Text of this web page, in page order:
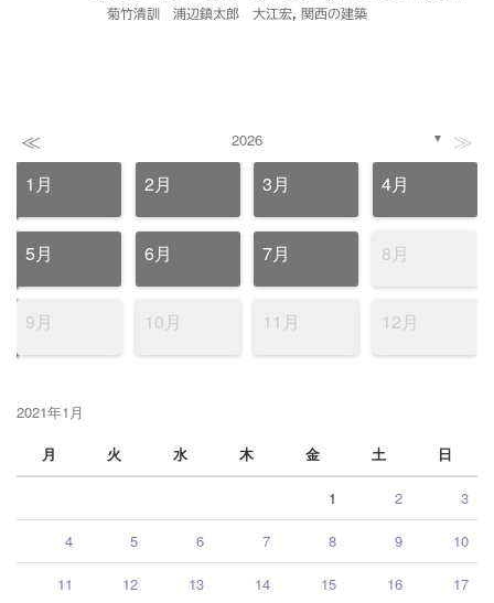
菊竹清訓 浦辺鎮太郎 大江宏
関西の建築
≪ 2026 ▼ ≫
1月 2月 3月 4月
5月 6月 7月 8月
9月 10月 11月 12月
2021年1月
月
火 水 木 金 土 日
1 2 3
4 5 6 7 8 9 10
11 12 13 14 15 16 17